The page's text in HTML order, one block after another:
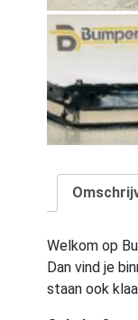
Welkom op
Dan vind je
staan ook